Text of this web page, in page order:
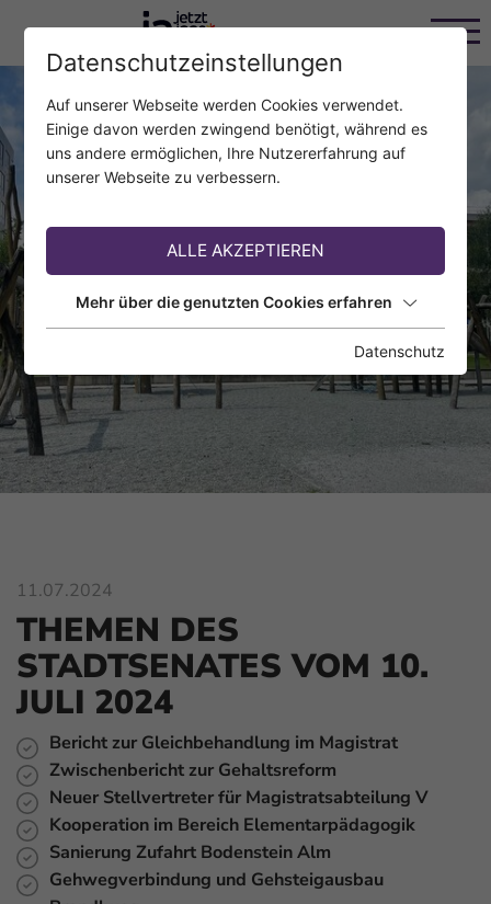
11.07.2024
THEMEN DES
STADTSENATES VOM 10.
JULI 2024
Bericht zur Gleichbehandlung im Magistrat
Zwischenbericht zur Gehaltsreform
Neuer Stellvertreter für Magistratsabteilung V
Kooperation im Bereich Elementarpädagogik
Sanierung Zufahrt Bodenstein Alm
Gehwegverbindung und Gehsteigausbau
Datenschutzeinstellungen
Auf unserer Webseite werden Cookies verwendet.
Einige davon werden zwingend benötigt, während es
uns andere ermöglichen, Ihre Nutzererfahrung auf
unserer Webseite zu verbessern.
ALLE AKZEPTIEREN
Mehr über die genutzten Cookies erfahren
Datenschutz